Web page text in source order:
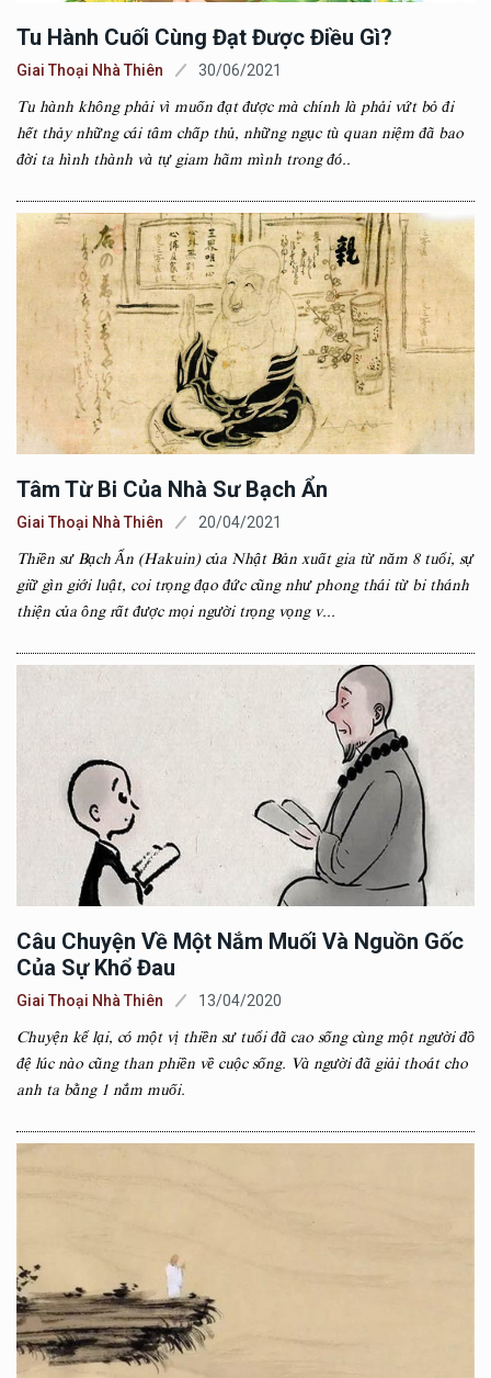
Tu Hành Cuối Cùng Đạt Được Điều Gì?
Giai Thoại Nhà Thiên 30/06/2021
Tu hành không phải vì muốn đạt được mà chính là phải vứt bỏ đi
hết thảy những cái tâm chấp thủ, những ngục tù quan niệm đã bao
đời ta hình thành và tự giam hãm mình trong đó..
Tâm Từ Bi Của Nhà Sư Bạch Ẩn
Giai Thoại Nhà Thiên 20/04/2021
Thiền sư Bạch Ẩn (Hakuin) của Nhật Bản xuất gia từ năm 8 tuổi, sự
giữ gìn giới luật, coi trọng đạo đức cũng như phong thái từ bi thánh
thiện của ông rất được mọi người trọng vọng v...
Câu Chuyện Về Một Nắm Muối Và Nguồn Gốc
Của Sự Khổ Đau
Giai Thoại Nhà Thiên 13/04/2020
Chuyện kể lại, có một vị thiền sư tuổi đã cao sống cùng một người đồ
đệ lúc nào cũng than phiền về cuộc sống. Và người đã giải thoát cho
anh ta bằng 1 nắm muối.